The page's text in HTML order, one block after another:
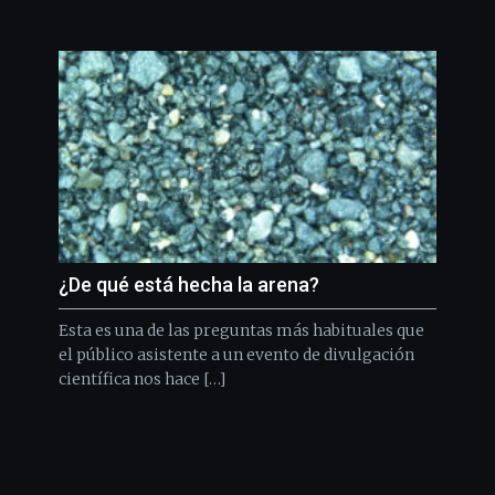
¿De qué está hecha la arena?
Esta es una de las preguntas más habituales que
el público asistente a un evento de divulgación
científica nos hace […]